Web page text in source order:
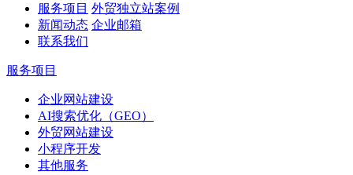
服务项目 外贸独立站案例
新闻动态 企业邮箱
联系我们
服务项目
企业网站建设
AI搜索优化（GEO）
外贸网站建设
小程序开发
其他服务